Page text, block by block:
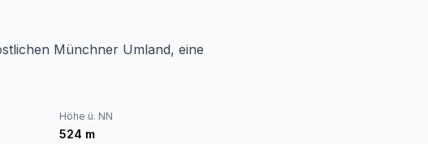
Münchner Umland, eine
Höhe ü. NN
524 m